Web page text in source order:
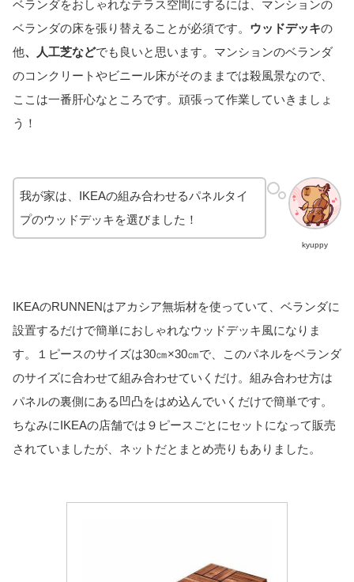
ベランダをおしゃれなテラス空間にするには、マンションの
ベランダの床を張り替えることが必須です。 ウッドデッキの
他、人工芝などでも良いと思います。マンションのベランダ
のコンクリートやビニール床がそのままでは殺風景なので、
ここは一番肝心なところです。頑張って作業していきましょ
う！
kyuppy
我が家は、IKEAの組み合わせるパネルタイ
プのウッドデッキを選びました！
IKEAのRUNNENはアカシア無垢材を使っていて、ベランダに
設置するだけで簡単におしゃれなウッドデッキ風になりま
す。１ピースのサイズは30㎝×30㎝で、このパネルをベランダ
のサイズに合わせて組み合わせていくだけ。組み合わせ方は
パネルの裏側にある凹凸をはめ込んでいくだけで簡単です。
ちなみにIKEAの店舗では９ピースごとにセットになって販売
されていましたが、ネットだとまとめ売りもありました。